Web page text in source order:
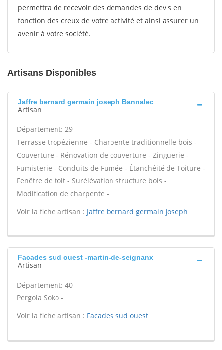
permettra de recevoir des demandes de devis en
fonction des creux de votre activité et ainsi assurer un
avenir à votre société.
Artisans Disponibles
Jaffre bernard germain joseph Bannalec
Artisan
Département: 29
Terrasse tropézienne - Charpente traditionnelle bois -
Couverture - Rénovation de couverture - Zinguerie -
Fumisterie - Conduits de Fumée - Étanchéité de Toiture -
Fenêtre de toit - Surélévation structure bois -
Modification de charpente -
Voir la fiche artisan : Jaffre bernard germain joseph
Facades sud ouest -martin-de-seignanx
Artisan
Département: 40
Pergola Soko -
Voir la fiche artisan : Facades sud ouest